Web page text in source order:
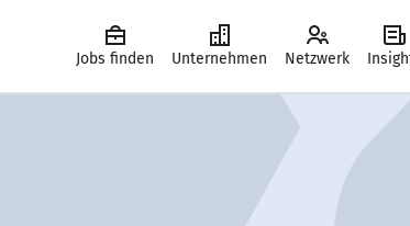
Jobs finden Unternehmen Netzwerk